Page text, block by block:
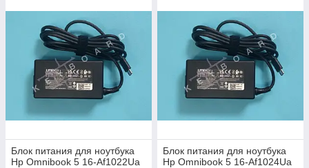
Блок питания для ноутбука
Hp Omnibook 5 16-Af1022Ua
Блок питания для ноутбука
Hp Omnibook 5 16-Af1024Ua